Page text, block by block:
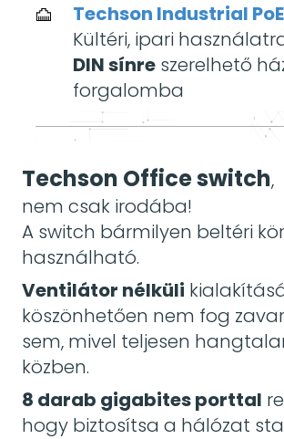
Techson Industrial
Kültéri, ipari
DIN sínre szerelhető
forgalomba
Techson Office switch,
nem csak irodába!
A switch bármilyen beltéri
használható.
Ventilátor nélküli
köszönhetően nem fog
sem, mivel teljesen
közben.
8 darab gigabites porttal
hogy biztosítsa a hálózat